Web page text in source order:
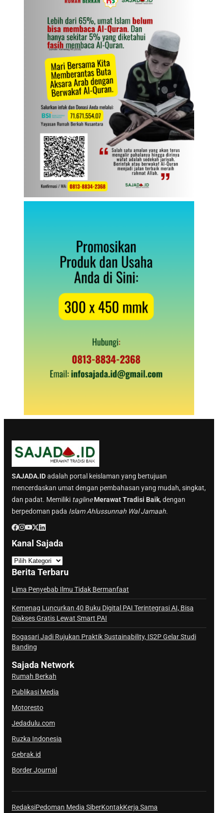
SAJADA.IDadalah portal keislaman yang bertujuan
mencerdaskan umat dengan pembahasan yang mudah, singkat,
dan padat. Memiliki tagline Merawat Tradisi Baik, dengan
berpedoman pada Islam Ahlussunnah Wal Jamaah.
Kanal Sajada
a
n
a
l
S
j
a
Berita Terbaru
Lima Penyebab Ilmu Tidak Bermanfaat
Kemenag Luncurkan 40 Buku Digital PAI Terintegrasi AI, Bisa
Diakses Gratis Lewat Smart PAI
Bogasari Jadi Rujukan Praktik Sustainability, IS2P Gelar Studi
Banding
Sajada Network
Rumah Berkah
Publikasi Media
Motoresto
Jedadulu.com
Ruzka Indonesia
Gebrak.id
Border Journal
RedaksiPedoman Media SiberKontakKerja Sama